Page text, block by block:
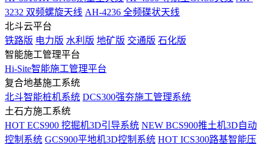
3232 双频螺旋天线 AH-4236 全频碟状天线
北斗云平台
铁路版 电力版 水利版 地矿版 交通版 石化版
智能施工管理平台
Hi-Site智能施工管理平台
复合地基施工系统
北斗智能桩机系统 DCS300强夯施工管理系统
土石方施工系统
HOT ECS900 挖掘机3D引导系统 NEW BCS900推土机3D自动
控制系统 GCS900平地机3D控制系统 HOT ICS300路基智能压